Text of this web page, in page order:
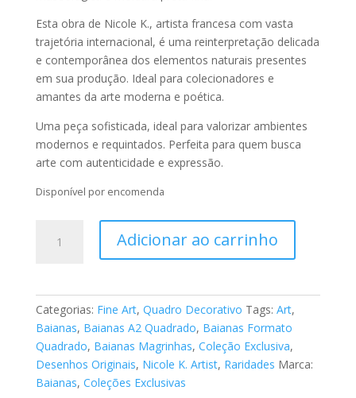
Esta obra de Nicole K., artista francesa com vasta
trajetória internacional, é uma reinterpretação delicada
e contemporânea dos elementos naturais presentes
em sua produção. Ideal para colecionadores e
amantes da arte moderna e poética.
Uma peça sofisticada, ideal para valorizar ambientes
modernos e requintados. Perfeita para quem busca
arte com autenticidade e expressão.
Disponível por encomenda
Adicionar ao carrinho
Categorias: Fine Art, Quadro Decorativo Tags: Art,
Baianas, Baianas A2 Quadrado, Baianas Formato
Quadrado, Baianas Magrinhas, Coleção Exclusiva,
Desenhos Originais, Nicole K. Artist, Raridades Marca:
Baianas, Coleções Exclusivas